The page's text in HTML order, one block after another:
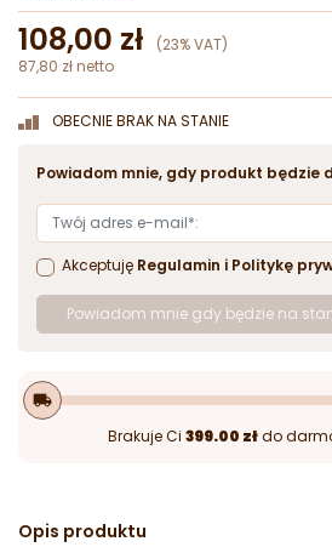
108,00 zł (23% VAT)
87,80 zł netto
OBECNIE BRAK NA STANIE
Powiadom mnie, gdy produkt będzie
Akceptuję Regulamin i Politykę
Powiadom mnie gdy będzie na
local_shipping
Brakuje Ci 399.00 złdo
Opis produktu